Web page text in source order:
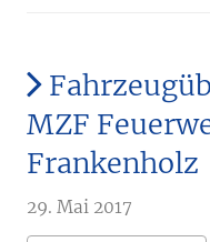
MZF
Frankenholz
29. Mai 2017